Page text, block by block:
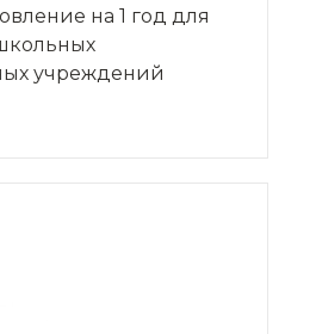
на 1 год для
учреждений